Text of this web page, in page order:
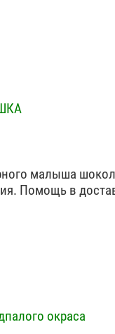
малыша
Помощь в
окраса